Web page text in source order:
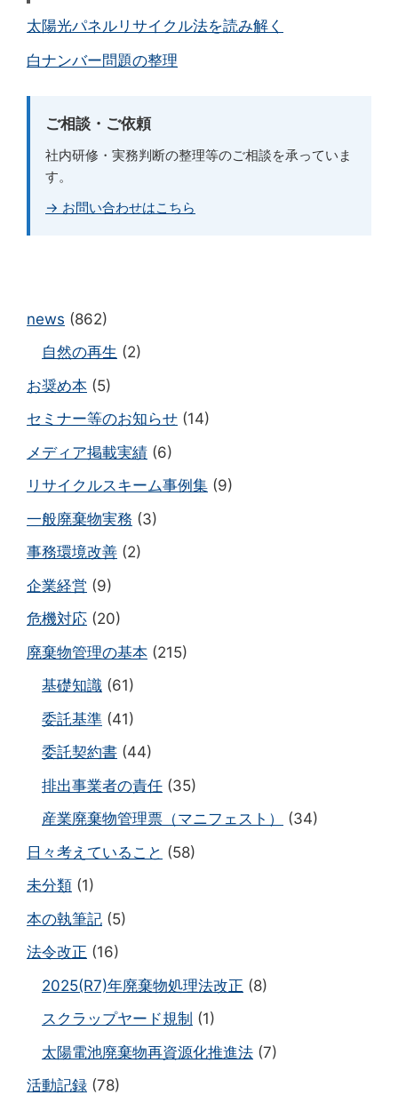
太陽光パネルリサイクル法を読み解く
白ナンバー問題の整理
ご相談・ご依頼
社内研修・実務判断の整理等のご相談を承っていま
す。
→ お問い合わせはこちら
news (862)
自然の再生 (2)
お奨め本 (5)
セミナー等のお知らせ (14)
メディア掲載実績 (6)
リサイクルスキーム事例集 (9)
一般廃棄物実務 (3)
事務環境改善 (2)
企業経営 (9)
危機対応 (20)
廃棄物管理の基本 (215)
基礎知識 (61)
委託基準 (41)
委託契約書 (44)
排出事業者の責任 (35)
産業廃棄物管理票（マニフェスト）
(34)
日々考えていること (58)
未分類 (1)
本の執筆記 (5)
法令改正 (16)
2025(R7)年廃棄物処理法改正 (8)
スクラップヤード規制 (1)
太陽電池廃棄物再資源化推進法 (7)
活動記録 (78)